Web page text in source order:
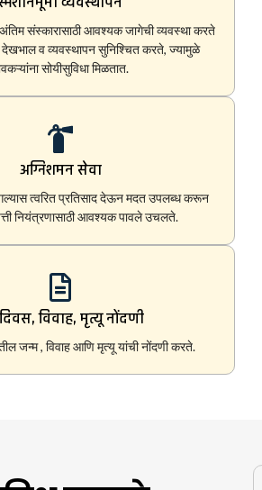
अंतिम संस्कारासाठी आवश्यक जागेची व्यवस्था करते
व व्यवस्थापन सुनिश्चित करते, ज्यामुळे
सोयीसुविधा मिळतात.
अग्निशमन सेवा
त्वरित प्रतिसाद देऊन मदत उपलब्ध करून
नियंत्रणासाठी आवश्यक पावले उचलते.
विवाह, मृत्यू नोंदणी
जन्म , विवाह आणि मृत्यू यांची नोंदणी करते.